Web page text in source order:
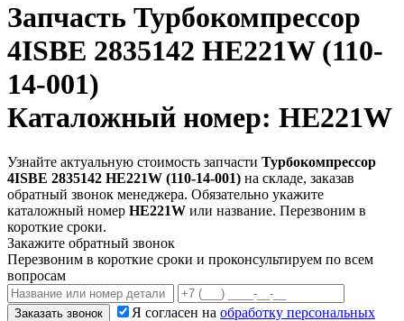
Запчасть Турбокомпрессор
4ISBE 2835142 HE221W (110-
14-001)
Каталожный номер: HE221W
Узнайте актуальную стоимость запчасти Турбокомпрессор
4ISBE 2835142 HE221W (110-14-001) на складе, заказав
обратный звонок менеджера. Обязательно укажите
каталожный номер HE221W или название. Перезвоним в
короткие сроки.
Закажите обратный звонок
Перезвоним в короткие сроки и проконсультируем по всем
вопросам
Заказать звонок Я согласен на обработку персональных